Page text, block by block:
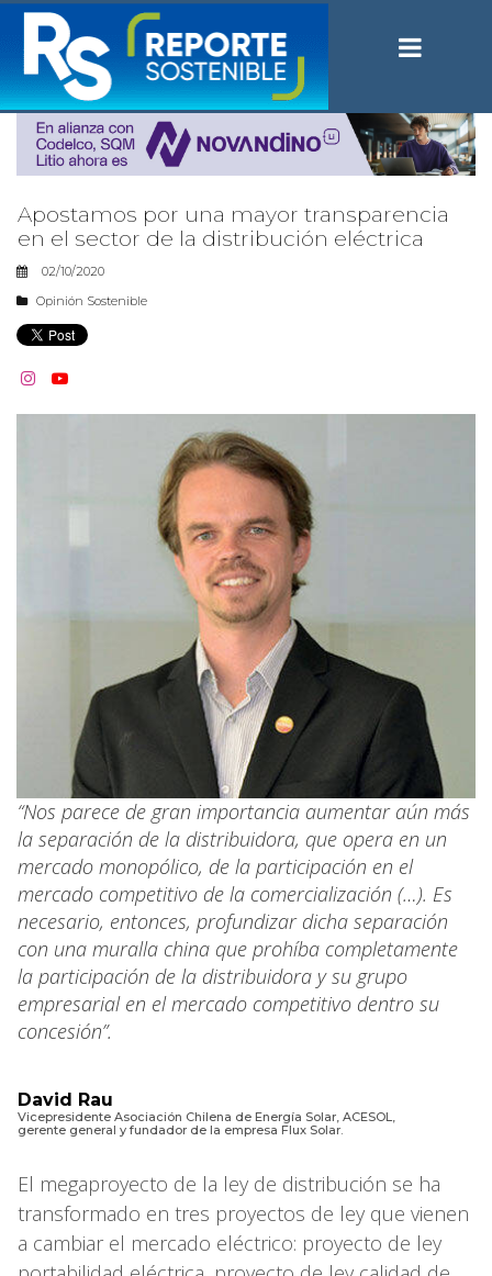
Apostamos por una mayor transparencia
en el sector de la distribución eléctrica
02/10/2020
Opinión Sostenible
 
“Nos parece de gran importancia aumentar aún más
la separación de la distribuidora, que opera en un
mercado monopólico, de la participación en el
mercado competitivo de la comercialización (…). Es
necesario, entonces, profundizar dicha separación
con una muralla china que prohíba completamente
la participación de la distribuidora y su grupo
empresarial en el mercado competitivo dentro su
concesión”.
David Rau
Vicepresidente Asociación Chilena de Energía Solar, ACESOL,
gerente general y fundador de la empresa Flux Solar.
El megaproyecto de la ley de distribución se ha
transformado en tres proyectos de ley que vienen
a cambiar el mercado eléctrico: proyecto de ley